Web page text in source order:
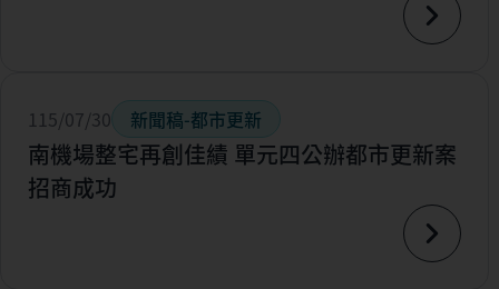
115/07/30 新聞稿-都市更新
南機場整宅再創佳績 單元四公辦都市更新案
招商成功